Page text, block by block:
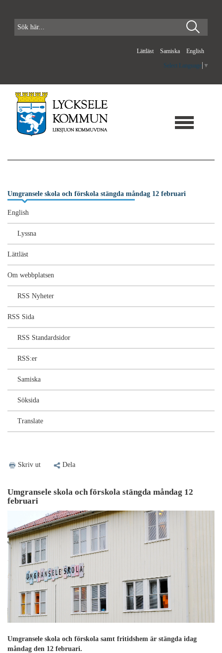
Lättläst Samiska English
Select Language ▼
Umgransele skola och förskola stängda måndag 12 februari
English
Lyssna
Lättläst
Om webbplatsen
RSS Nyheter
RSS Sida
RSS Standardsidor
RSS:er
Samiska
Söksida
Translate
Skriv ut Dela
Umgransele skola och förskola stängda måndag 12
februari
Umgransele skola och förskola samt fritidshem är stängda idag
måndag den 12 februari.